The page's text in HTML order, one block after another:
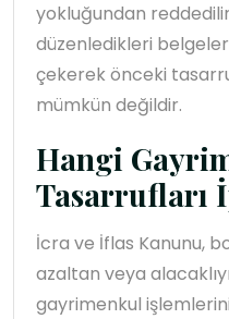
yokluğundan
düzenledikleri
çekerek önceki
mümkün değildir.
Hangi
Tasarrufları
İcra ve İflas Kanunu,
azaltan veya
gayrimenkul